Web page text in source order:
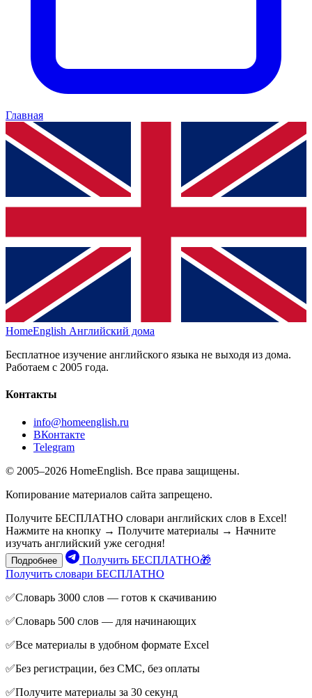
Главная
HomeEnglish Английский дома
Бесплатное изучение английского языка не выходя из дома.
Работаем с 2005 года.
Контакты
info@homeenglish.ru
ВКонтакте
Telegram
© 2005–2026 HomeEnglish. Все права защищены.
Копирование материалов сайта запрещено.
Получите БЕСПЛАТНО словари английских слов в Excel!
Нажмите на кнопку → Получите материалы → Начните
изучать английский уже сегодня!
Подробнее
Получить БЕСПЛАТНО🎁
Получить словари БЕСПЛАТНО
✅Словарь 3000 слов — готов к скачиванию
✅Словарь 500 слов — для начинающих
✅Все материалы в удобном формате Excel
✅Без регистрации, без СМС, без оплаты
✅Получите материалы за 30 секунд